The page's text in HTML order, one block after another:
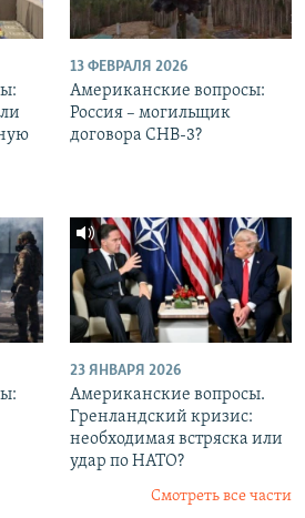
13 ФЕВРАЛЯ 2026
Американские вопросы:
Россия – могильщик
договора СНВ-3?
23 ЯНВАРЯ 2026
Американские вопросы.
Гренландский кризис:
необходимая встряска или
удар по НАТО?
Смотреть все части